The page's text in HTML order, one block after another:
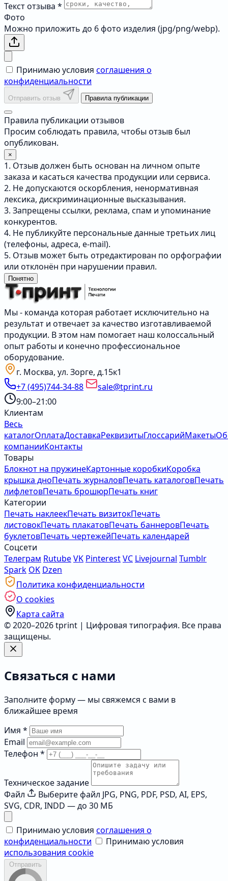
Текст отзыва *
Фото
Можно приложить до 6 фото изделия (jpg/png/webp).
Принимаю условия соглашения о
конфиденциальности
Отправить отзыв Правила публикации
Правила публикации отзывов
Просим соблюдать правила, чтобы отзыв был
опубликован.
×
1. Отзыв должен быть основан на личном опыте
заказа и касаться качества продукции или сервиса.
2. Не допускаются оскорбления, ненормативная
лексика, дискриминационные высказывания.
3. Запрещены ссылки, реклама, спам и упоминание
конкурентов.
4. Не публикуйте персональные данные третьих лиц
(телефоны, адреса, e-mail).
5. Отзыв может быть отредактирован по орфографии
или отклонён при нарушении правил.
Понятно
Мы - команда которая работает исключительно на
результат и отвечает за качество изготавливаемой
продукции. В этом нам помогает наш колоссальный
опыт работы и конечно профессиональное
оборудование.
г. Москва, ул. Зорге, д.15к1
+7 (495)744-34-88
sale@tprint.ru
9:00–21:00
Клиентам
Весь
каталогОплатаДоставкаРеквизитыГлоссарийМакеты
компанииКонтакты
Товары
Блокнот на пружинеКартонные коробкиКоробка
крышка дноПечать журналовПечать каталоговПечать
лифлетовПечать брошюрПечать книг
Категории
Печать наклеекПечать визитокПечать
листовокПечать плакатовПечать баннеровПечать
буклетовПечать чертежейПечать календарей
Соцсети
Телеграм RutubeVK PinterestVC Livejournal Tumblr
Spark OK Dzen
Политика конфиденциальности
О cookies
Карта сайта
© 2020–2026 tprint | Цифровая типография. Все права
защищены.
Связаться с нами
Заполните форму — мы свяжемся с вами в
ближайшее время
Имя *
Email
Телефон *
Техническое задание
Файл
Выберите файл JPG, PNG, PDF, PSD, AI, EPS,
SVG, CDR, INDD — до 30 МБ
Принимаю условия соглашения о
конфиденциальности
Принимаю условия
использования cookie
Отправить